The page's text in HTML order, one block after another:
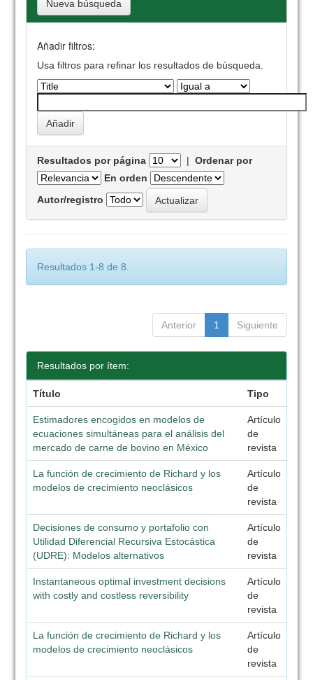
Nueva búsqueda
Añadir filtros:
Usa filtros para refinar los resultados de búsqueda.
Resultados por página |Ordenar por
En orden
Autor/registro
Resultados 1-8 de 8.
Anterior 1 Siguiente
Resultados por ítem:
Título Tipo
Estimadores encogidos en modelos de
ecuaciones simultáneas para el análisis del
mercado de carne de bovino en México
Artículo
de
revista
La función de crecimiento de Richard y los
modelos de crecimiento neoclásicos
Artículo
de
revista
Decisiones de consumo y portafolio con
Utilidad Diferencial Recursiva Estocástica
(UDRE): Modelos alternativos
Artículo
de
revista
Instantaneous optimal investment decisions
with costly and costless reversibility
Artículo
de
revista
La función de crecimiento de Richard y los
modelos de crecimiento neoclásicos
Artículo
de
revista